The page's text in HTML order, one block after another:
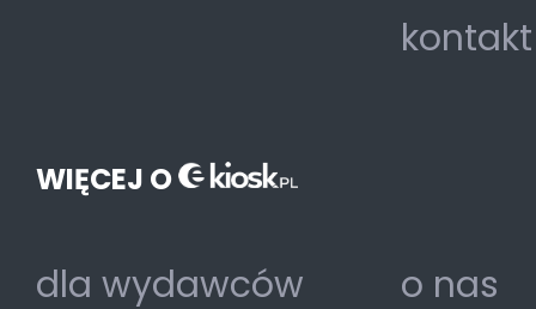
kontakt
WIĘCEJ O
dla wydawców o nas